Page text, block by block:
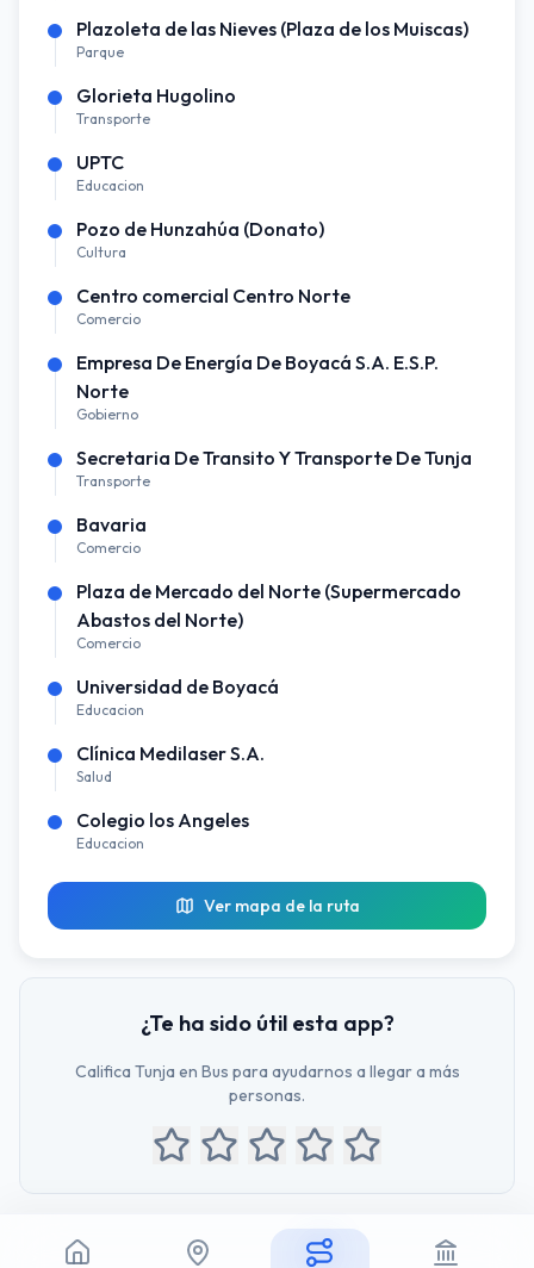
Plazoleta de las Nieves (Plaza de los Muiscas)
Parque
Glorieta Hugolino
Transporte
UPTC
Educacion
Pozo de Hunzahúa (Donato)
Cultura
Centro comercial Centro Norte
Comercio
Empresa De Energía De Boyacá S.A. E.S.P.
Norte
Gobierno
Secretaria De Transito Y Transporte De Tunja
Transporte
Bavaria
Comercio
Plaza de Mercado del Norte (Supermercado
Abastos del Norte)
Comercio
Universidad de Boyacá
Educacion
Clínica Medilaser S.A.
Salud
Colegio los Angeles
Educacion
Ver mapa de la ruta
¿Te ha sido útil esta app?
Califica Tunja en Bus para ayudarnos a llegar a más
personas.